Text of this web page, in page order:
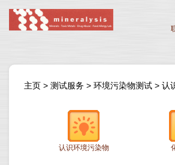
主页 > 测试服务 > 环境污染物测试 > 认
认识环境污染物